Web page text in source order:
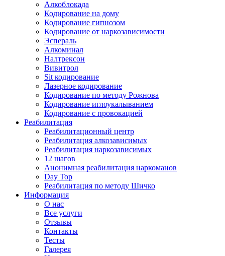
Алкоблокада
Кодирование на дому
Кодирование гипнозом
Кодирование от наркозависимости
Эспераль
Алкоминал
Налтрексон
Вивитрол
Sit кодирование
Лазерное кодирование
Кодирование по методу Рожнова
Кодирование иглоукалыванием
Кодирование с провокацией
Реабилитация
Реабилитационный центр
Реабилитация алкозависимых
Реабилитация наркозависимых
12 шагов
Анонимная реабилитация наркоманов
Day Top
Реабилитация по методу Шичко
Информация
О нас
Все услуги
Отзывы
Контакты
Тесты
Галерея